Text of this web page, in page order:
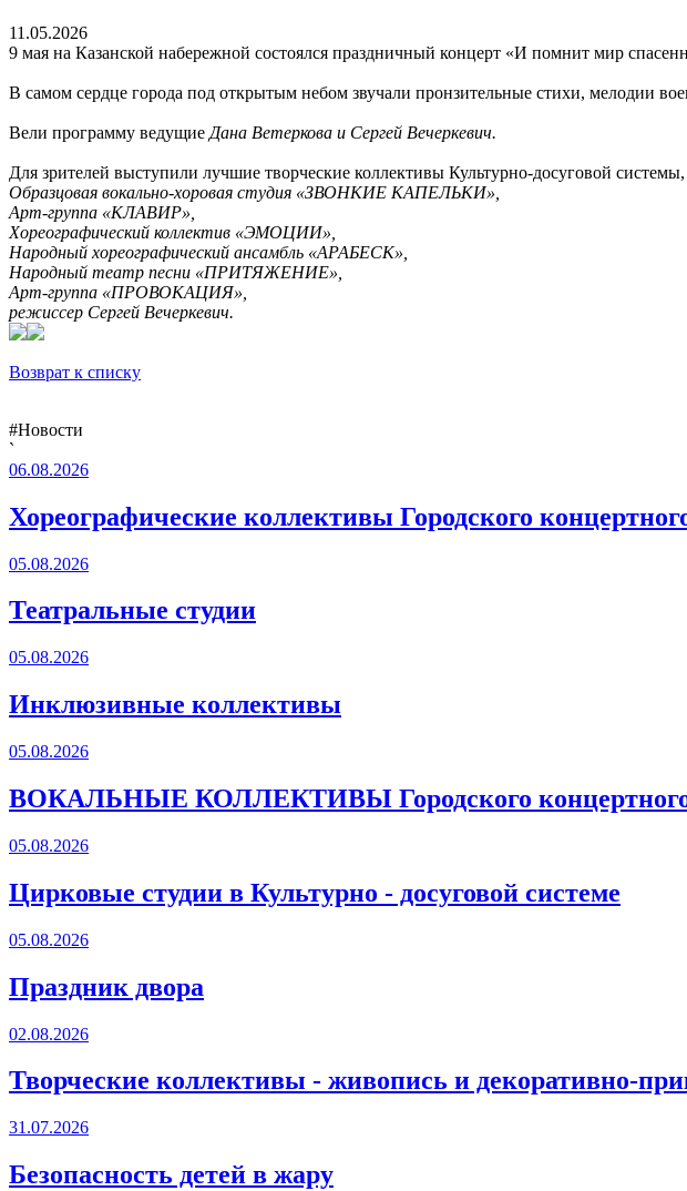
11.05.2026
9 мая на Казанской набережной состоялся праздничный концерт «И помнит мир
В самом сердце города под открытым небом звучали пронзительные стихи, мелодии
Вели программу ведущие Дана Ветеркова и Сергей Вечеркевич.
Для зрителей выступили лучшие творческие коллективы Культурно-досуговой
Образцовая вокально-хоровая студия «ЗВОНКИЕ КАПЕЛЬКИ»,
Арт-группа «КЛАВИР»,
Хореографический коллектив «ЭМОЦИИ»,
Народный хореографический ансамбль «АРАБЕСК»,
Народный театр песни «ПРИТЯЖЕНИЕ»,
Арт-группа «ПРОВОКАЦИЯ»,
режиссер Сергей Вечеркевич.
Возврат к списку
#Новости
`
06.08.2026
Хореографические коллективы Городского
05.08.2026
Театральные студии
05.08.2026
Инклюзивные коллективы
05.08.2026
ВОКАЛЬНЫЕ КОЛЛЕКТИВЫ Городского концертного
05.08.2026
Цирковые студии в Культурно - досуговой системе
05.08.2026
Праздник двора
02.08.2026
Творческие коллективы - живопись и декоративно-
31.07.2026
Безопасность детей в жару